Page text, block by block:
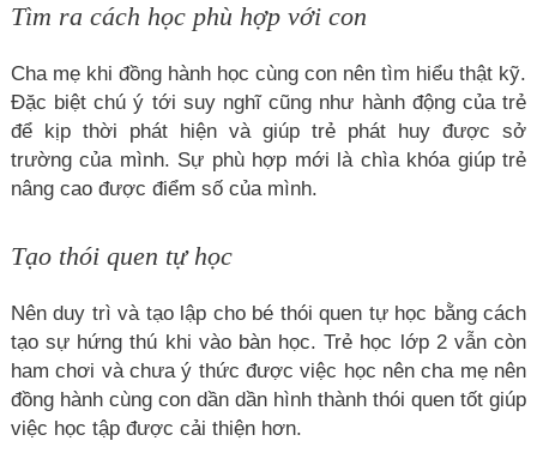
Tìm ra cách học phù hợp với con
Cha mẹ khi đồng hành học cùng con nên tìm hiểu thật kỹ.
Đặc biệt chú ý tới suy nghĩ cũng như hành động của trẻ
để kịp thời phát hiện và giúp trẻ phát huy được sở
trường của mình. Sự phù hợp mới là chìa khóa giúp trẻ
nâng cao được điểm số của mình.
Tạo thói quen tự học
Nên duy trì và tạo lập cho bé thói quen tự học bằng cách
tạo sự hứng thú khi vào bàn học. Trẻ học lớp 2 vẫn còn
ham chơi và chưa ý thức được việc học nên cha mẹ nên
đồng hành cùng con dần dần hình thành thói quen tốt giúp
việc học tập được cải thiện hơn.